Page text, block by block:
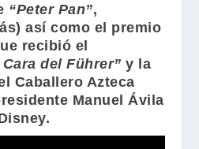
“Peter Pan”,
así como el premio
recibió el
Cara del Führer” y la
Caballero Azteca
Manuel Ávila
.